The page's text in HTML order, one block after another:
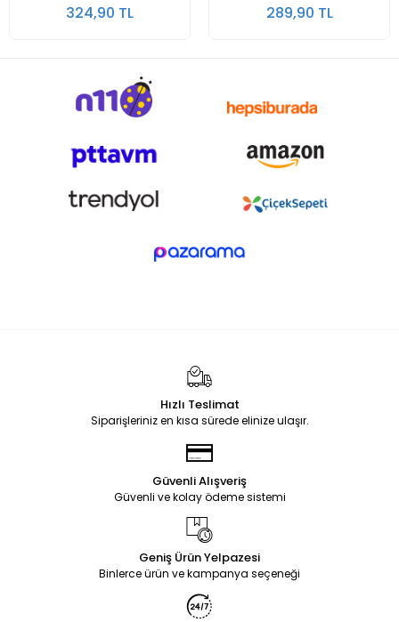
324,90 TL 289,90 TL
Hızlı Teslimat
Siparişleriniz en kısa sürede elinize ulaşır.
Güvenli Alışveriş
Güvenli ve kolay ödeme sistemi
Geniş Ürün Yelpazesi
Binlerce ürün ve kampanya seçeneği